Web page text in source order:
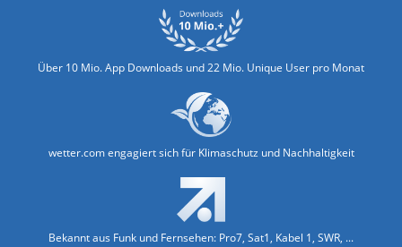
Über 10 Mio. App Downloads und 22 Mio. Unique User pro Monat
wetter.com engagiert sich für Klimaschutz und Nachhaltigkeit
Bekannt aus Funk und Fernsehen: Pro7, Sat1, Kabel 1, SWR, ...